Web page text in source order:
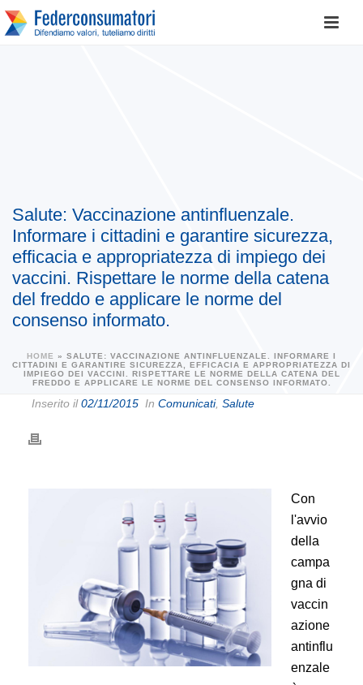
Salute: Vaccinazione antinfluenzale.
Informare i cittadini e garantire sicurezza,
efficacia e appropriatezza di impiego dei
vaccini. Rispettare le norme della catena
del freddo e applicare le norme del
consenso informato.
HOME » SALUTE: VACCINAZIONE ANTINFLUENZALE. INFORMARE I
CITTADINI E GARANTIRE SICUREZZA, EFFICACIA E APPROPRIATEZZA DI
IMPIEGO DEI VACCINI. RISPETTARE LE NORME DELLA CATENA DEL
FREDDO E APPLICARE LE NORME DEL CONSENSO INFORMATO.
Inserito il02/11/2015 In Comunicati, Salute
Con
l'avvio
della
campa
gna di
vaccin
azione
antinflu
enzale